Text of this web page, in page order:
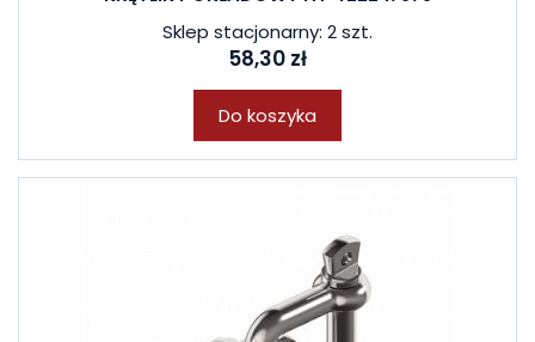
Sklep stacjonarny: 2 szt.
58,30 zł
Do koszyka